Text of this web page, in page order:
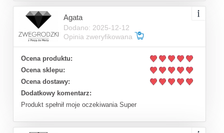
Agata
Dodano: 2025-12-12
Opinia zweryfikowana
Ocena produktu:
Ocena sklepu:
Ocena dostawy:
Dodatkowy komentarz:
Produkt spełnił moje oczekiwania Super